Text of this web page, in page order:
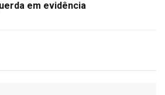
em evidência